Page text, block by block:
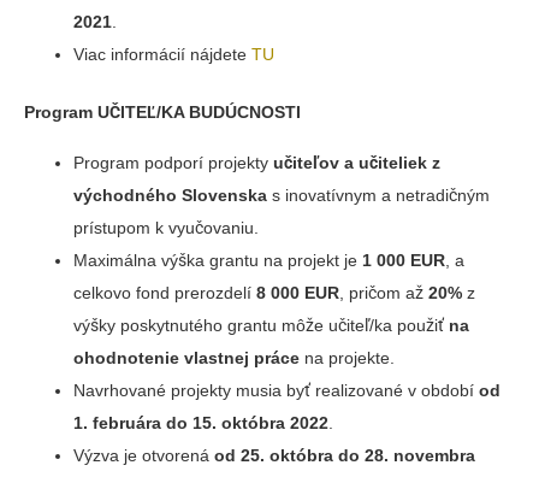
2021.
Viac informácií nájdete TU
Program UČITEĽ/KA BUDÚCNOSTI
Program podporí projektyučiteľov a učiteliek z
východného Slovenska s inovatívnym a netradičným
prístupom k vyučovaniu.
Maximálna výška grantu na projekt je 1 000 EUR , a
celkovo fond prerozdelí8 000 EUR , pričom až20% z
výšky poskytnutého grantu môže učiteľ/ka použiť na
ohodnotenie vlastnej práce na projekte. ​
Navrhované projekty musia byť realizované v obdobíod
1. februára do 15. októbra 2022
Výzva je otvorenáod 25. októbra do 28. novembra